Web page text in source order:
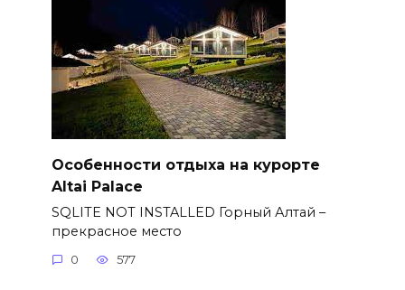
Особенности отдыха на курорте
Altai Palace
SQLITE NOT INSTALLED Горный Алтай –
прекрасное место
0 577